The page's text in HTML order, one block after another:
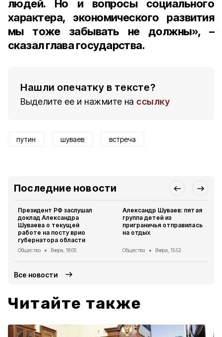
людей. Но и вопросы социального
характера, экономического развития
мы тоже забывать не должны», –
сказал глава государства.
Нашли опечатку в тексте?
Выделите ее и нажмите на ссылку
путин шуваев встреча
Последние новости
Президент РФ заслушал
доклад Александра
Шуваева о текущей
работе на посту врио
губернатора области
Общество Вчера, 18:05
Александр Шуваев: пятая
группа детей из
приграничья отправилась
на отдых
Общество Вчера, 15:52
Все новости
Читайте также